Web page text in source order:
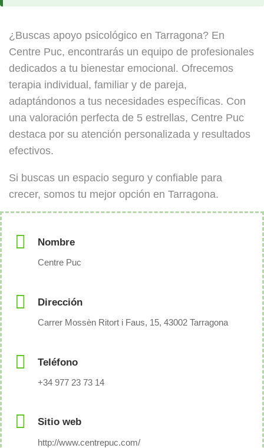
¿Buscas apoyo psicológico en Tarragona? En
Centre Puc, encontrarás un equipo de profesionales
dedicados a tu bienestar emocional. Ofrecemos
terapia individual, familiar y de pareja,
adaptándonos a tus necesidades específicas. Con
una valoración perfecta de 5 estrellas, Centre Puc
destaca por su atención personalizada y resultados
efectivos.
Si buscas un espacio seguro y confiable para
crecer, somos tu mejor opción en Tarragona.
Nombre
Centre Puc
Dirección
Carrer Mossèn Ritort i Faus, 15, 43002 Tarragona
Teléfono
+34 977 23 73 14
Sitio web
http://www.centrepuc.com/